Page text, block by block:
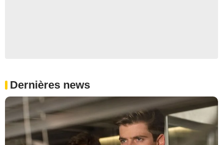
Dernières news